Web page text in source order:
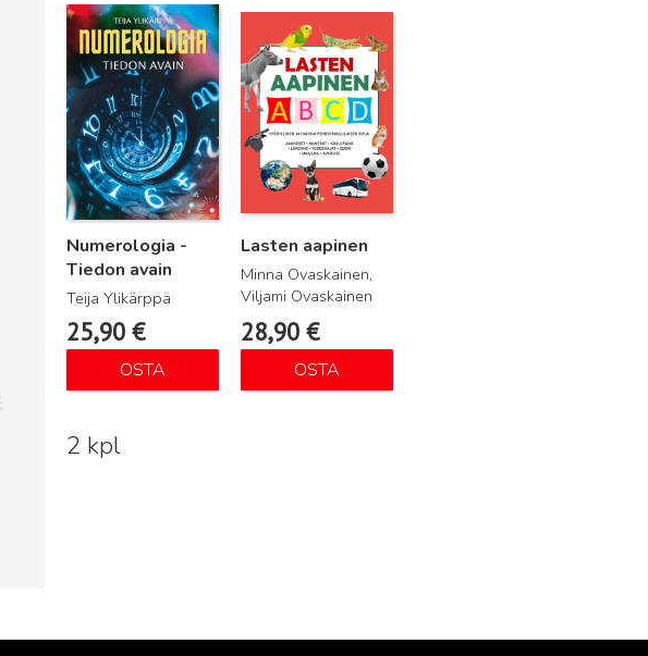
Numerologia -
Tiedon avain
Teija Ylikärppä
25,90 €
OSTA
Lue lisää
Lasten aapinen
Minna Ovaskainen,
Viljami Ovaskainen
28,90 €
OSTA
Lue lisää
2 kpl